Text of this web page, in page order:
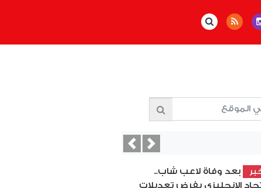
بعد وفاة لاعب شاب..
الإنجليزي يفرض تعديلات
PreviousNext